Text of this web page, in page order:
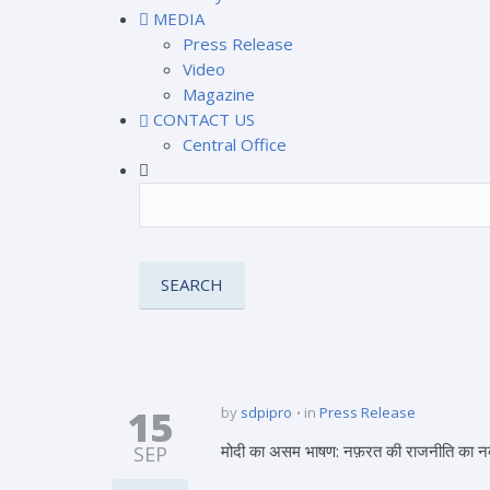
MEDIA
Press Release
Video
Magazine
CONTACT US
Central Office
15
SEP
by sdpipro in Press Release
मोदी का असम भाषण: नफ़रत की राजनीति का